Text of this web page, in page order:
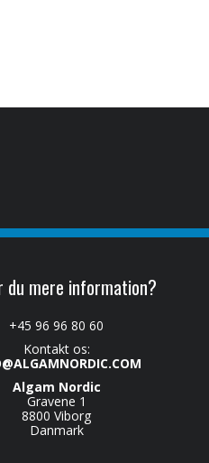
du mere information?
+45 96 96 80 60
Kontakt os:
Algam Nordic
Gravene 1
8800 Viborg
Danmark